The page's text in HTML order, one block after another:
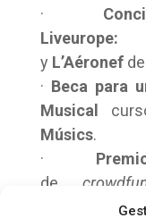
·
Liveurope:
y L’Aéronefde
· Beca para
Musical
Músics.
·
de